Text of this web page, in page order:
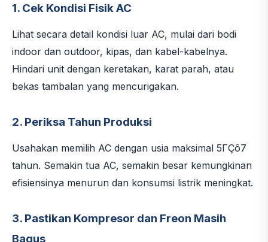
1. Cek Kondisi Fisik AC
Lihat secara detail kondisi luar AC, mulai dari bodi
indoor dan outdoor, kipas, dan kabel-kabelnya.
Hindari unit dengan keretakan, karat parah, atau
bekas tambalan yang mencurigakan.
2. Periksa Tahun Produksi
Usahakan memilih AC dengan usia maksimal 5ΓÇô7
tahun. Semakin tua AC, semakin besar kemungkinan
efisiensinya menurun dan konsumsi listrik meningkat.
3. Pastikan Kompresor dan Freon Masih
Bagus